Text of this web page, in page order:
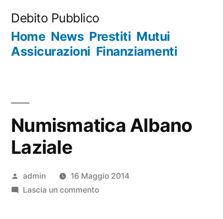
contenuto
Debito Pubblico
Home News Prestiti Mutui
Assicurazioni Finanziamenti
Numismatica Albano
Laziale
Pubblicato
da
admin
16 Maggio 2014
Lascia un commentosu